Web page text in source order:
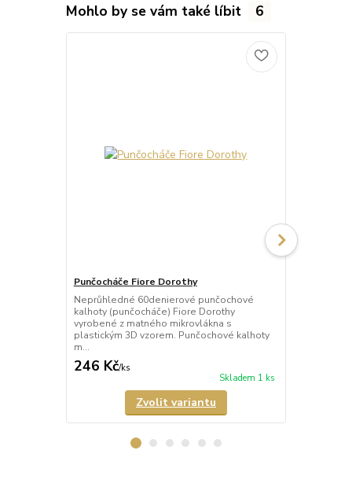
Mohlo by se vám také líbit 6
Punčocháče Fiore Dorothy
Neprůhledné 60denierové punčochové
kalhoty (punčocháče) Fiore Dorothy
vyrobené z matného mikrovlákna s
plastickým 3D vzorem. Punčochové kalhoty
m...
246 Kč/ks
Skladem 1 ks
Zvolit variantu